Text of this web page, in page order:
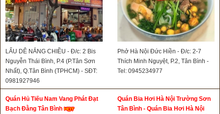
LẨU DÊ NẮNG CHIỀU - Đ/c: 2 Bis
Nguyễn Thái Bình, P.4 (P.Tân Sơn
Nhất), Q.Tân Bình (TPHCM) - SĐT:
0981927946
Phở Hà Nội Đức Hiền - Đ/c: 2-7
Thích Minh Nguyệt, P.2, Tân Bình -
Tel: 0945234977
Quán Hủ Tiếu Nam Vang Phát Đạt
Bạch Đằng Tân Bình
Quán Bia Hơi Hà Nội Trường Sơn
Tân Bình - Quán Bia Hơi Hà Nội